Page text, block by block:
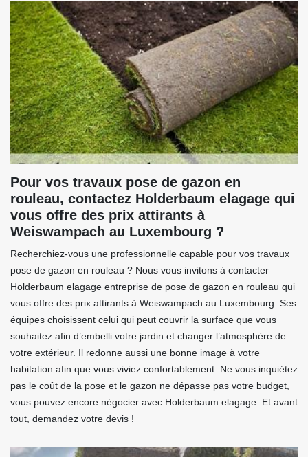
Pour vos travaux pose de gazon en
rouleau, contactez Holderbaum elagage qui
vous offre des prix attirants à
Weiswampach au Luxembourg ?
Recherchiez-vous une professionnelle capable pour vos travaux
pose de gazon en rouleau ? Nous vous invitons à contacter
Holderbaum elagage entreprise de pose de gazon en rouleau qui
vous offre des prix attirants à Weiswampach au Luxembourg. Ses
équipes choisissent celui qui peut couvrir la surface que vous
souhaitez afin d’embelli votre jardin et changer l’atmosphère de
votre extérieur. Il redonne aussi une bonne image à votre
habitation afin que vous viviez confortablement. Ne vous inquiétez
pas le coût de la pose et le gazon ne dépasse pas votre budget,
vous pouvez encore négocier avec Holderbaum elagage. Et avant
tout, demandez votre devis !